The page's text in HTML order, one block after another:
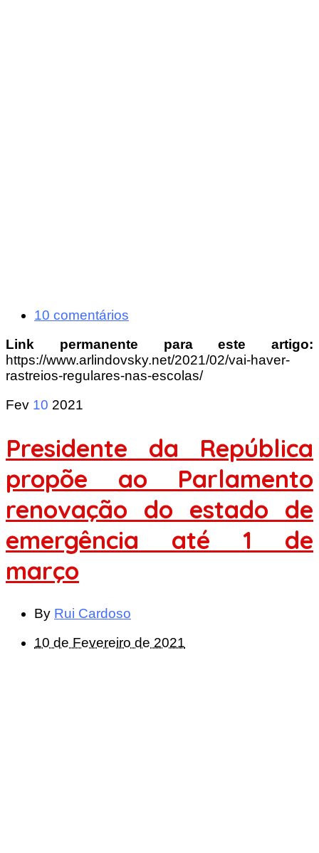
10 comentários
Link permanente para este artigo:
https://www.arlindovsky.net/2021/02/vai-haver-
rastreios-regulares-nas-escolas/
Fev 10 2021
Presidente da República
propõe ao Parlamento
renovação do estado de
emergência até 1 de
março
By Rui Cardoso
10 de Fevereiro de 2021